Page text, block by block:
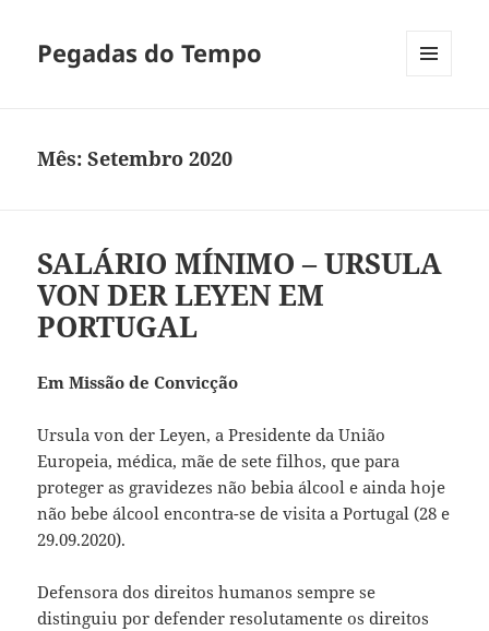
Pegadas do Tempo
Mês:Setembro 2020
SALÁRIO MÍNIMO – URSULA
VON DER LEYEN EM
PORTUGAL
Em Missão de Convicção
Ursula von der Leyen, a Presidente da União
Europeia, médica, mãe de sete filhos, que para
proteger as gravidezes não bebia álcool e ainda hoje
não bebe álcool encontra-se de visita a Portugal (28 e
29.09.2020).
Defensora dos direitos humanos sempre se
distinguiu por defender resolutamente os direitos